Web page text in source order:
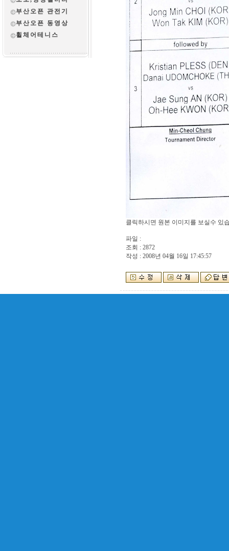
부산오픈 관전 기
부산오픈 동영상
휠체어테니스
클릭하시면 원본 이미지를 보실수 있
파일 :
조회 : 2872
작성 : 2008년 04월 16일 17:45:57